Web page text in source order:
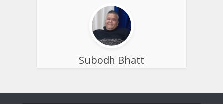
Subodh Bhatt